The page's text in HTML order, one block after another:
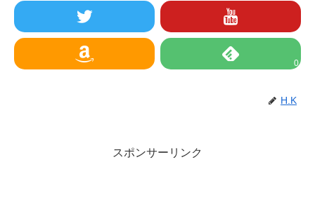
0
H.K
スポンサーリンク